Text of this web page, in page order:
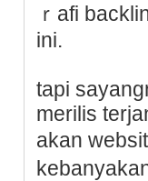
ｒafi
ini.
tapi
merilis
akan